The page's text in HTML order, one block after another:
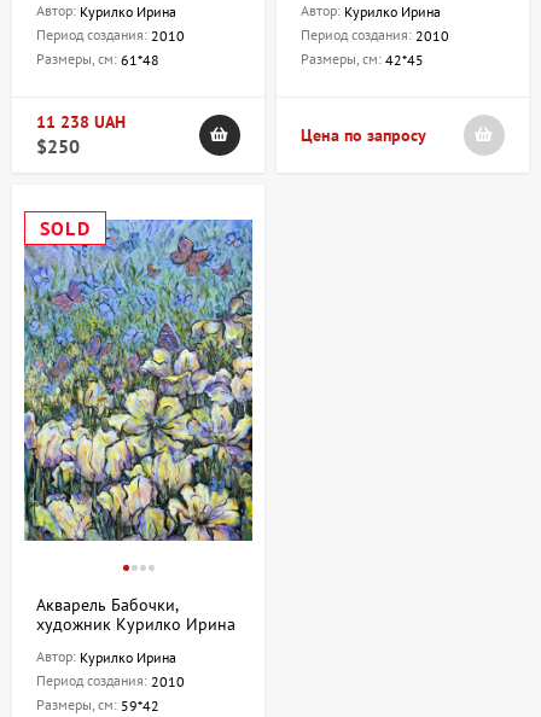
Автор: Курилко Ирина
Период создания: 2010
Размеры, см: 61*48
11 238 UAH
$250
Автор: Курилко Ирина
Период создания: 2010
Размеры, см: 42*45
Цена по запросу
SOLD
Акварель Бабочки,
художник Курилко Ирина
Автор: Курилко Ирина
Период создания: 2010
Размеры, см: 59*42